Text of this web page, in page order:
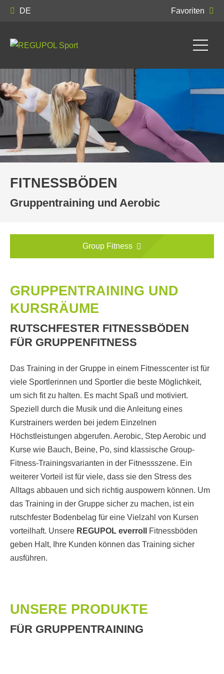
DE Favoriten
FITNESSBÖDEN
Gruppentraining und Aerobic
Group Fitness
GRUPPENTRAINING UND
KURSRÄUME
RUTSCHFESTER FITNESSBÖDEN
FÜR GRUPPENFITNESS
Das Training in der Gruppe in einem Fitnesscenter ist für
viele Sportlerinnen und Sportler die beste Möglichkeit,
um sich fit zu halten. Es macht Spaß und motiviert.
Speziell durch die Musik und die Anleitung eines
Kurstrainers werden bei jedem Einzelnen
Höchstleistungen abgerufen. Aerobic, Step Aerobic und
Kurse wie Bauch, Beine, Po, sind klassische Group-
Fitness-Trainingsvarianten in der Fitnessszene. Ein
weiterer Vorteil ist für viele, dass sie den Stress des
Alltags abbauen und sich richtig auspowern können. Um
das Training in der Gruppe sicher zu machen, ist ein
rutschfester Bodenbelag für eine Vielzahl von Kursen
vorteilhaft. Unsere REGUPOL everroll
Fitnessböden
geben Halt, Ihre Kunden können das Training sicher
ausführen.
UNSERE PRODUKTE
FÜR GRUPPENTRAINING